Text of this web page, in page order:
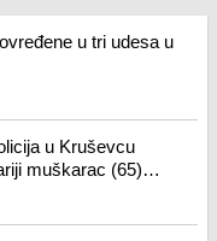
u tri udesa u
u Kruševcu
muškarac (65)
lisice